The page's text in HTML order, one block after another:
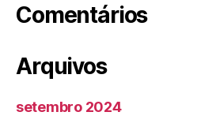
Comentários
Arquivos
setembro 2024